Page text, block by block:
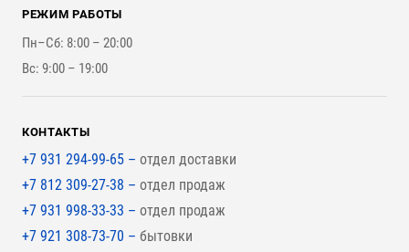
Наши работы
Стройматериалы
Инструменты
Для бутерброда стены
Для наружной отделки
Для покрытия крыши
РЕЖИМ РАБОТЫ
Пн–Сб: 8:00 – 20:00
Вс: 9:00 – 19:00
КОНТАКТЫ
+7 931 294-99-65 – отдел доставки
+7 812 309-27-38 – отдел продаж
+7 931 998-33-33 – отдел продаж
+7 921 308-73-70 – бытовки